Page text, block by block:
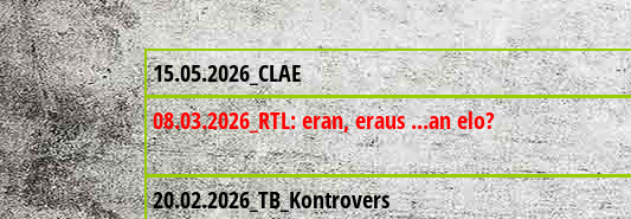
15.05.2026_CLAE
08.03.2026_RTL: eran, eraus ...an elo?
20.02.2026_TB_Kontrovers